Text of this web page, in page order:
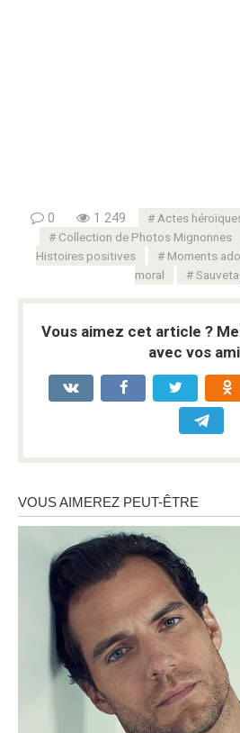
0 1 249 Actes
Collection de Photos Mignonnes
Histoires positives
Moments
moral
Vous aimez cet article ?
avec vos